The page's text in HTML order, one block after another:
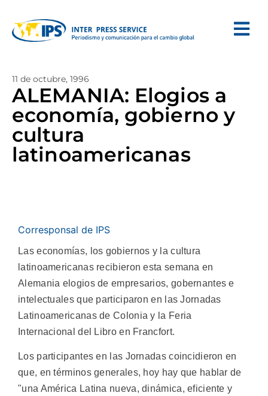
11 de octubre, 1996
ALEMANIA: Elogios a
economía, gobierno y
cultura
latinoamericanas
Corresponsal de IPS
Las economías, los gobiernos y la cultura
latinoamericanas recibieron esta semana en
Alemania elogios de empresarios, gobernantes e
intelectuales que participaron en las Jornadas
Latinoamericanas de Colonia y la Feria
Internacional del Libro en Francfort.
Los participantes en las Jornadas coincidieron en
que, en términos generales, hoy hay que hablar de
"una América Latina nueva, dinámica, eficiente y